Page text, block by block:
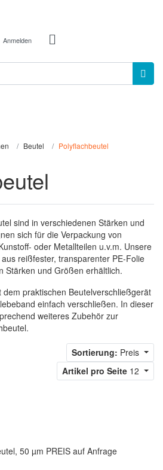
Anmelden
Beutel Polyflachbeutel
sind in verschiedenen Stärken und
sich für die Verpackung von
oder Metallteilen u.v.m. Unsere
reißfester, transparenter PE-Folie
Stärken und Größen erhältlich.
dem praktischen Beutelverschließgerät
einfach verschließen. In dieser
weiteres Zubehör zur
Sortierung: Preis
Artikel pro Seite 12